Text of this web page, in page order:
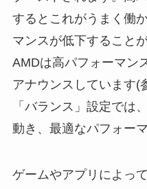
するとこれがうまく働
マンスが低下すること
AMDは高パフォーマン
アナウンスしています(
「バランス」設定では
動き、最適なパフォー
ゲームやアプリによっ